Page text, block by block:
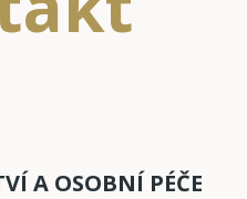
A OSOBNÍ PÉČE